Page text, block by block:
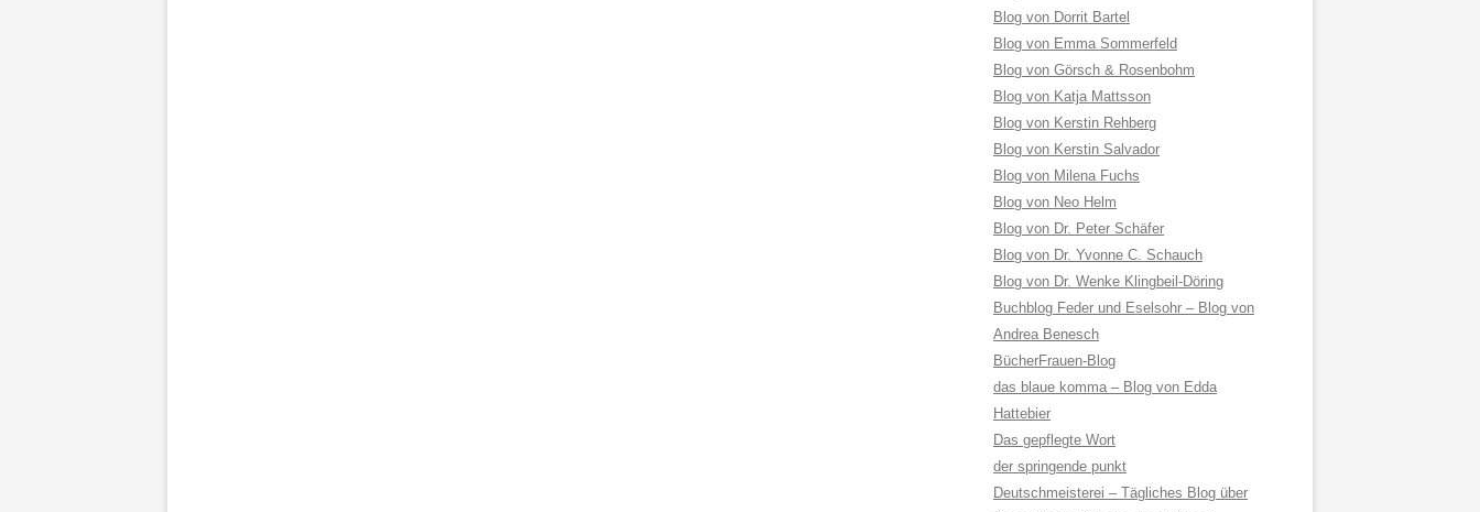
Blog von Dorrit Bartel
Blog von Emma Sommerfeld
Blog von Görsch & Rosenbohm
Blog von Katja Mattsson
Blog von Kerstin Rehberg
Blog von Kerstin Salvador
Blog von Milena Fuchs
Blog von Neo Helm
Blog von Dr. Peter Schäfer
Blog von Dr. Yvonne C. Schauch
Blog von Dr. Wenke Klingbeil-Döring
Buchblog Feder und Eselsohr – Blog von
Andrea Benesch
BücherFrauen-Blog
das blaue komma – Blog von Edda
Hattebier
Das gepflegte Wort
der springende punkt
Deutschmeisterei – Tägliches Blog über